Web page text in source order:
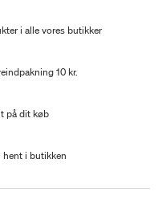
i alle vores butikker
10 kr.
på dit køb
i butikken